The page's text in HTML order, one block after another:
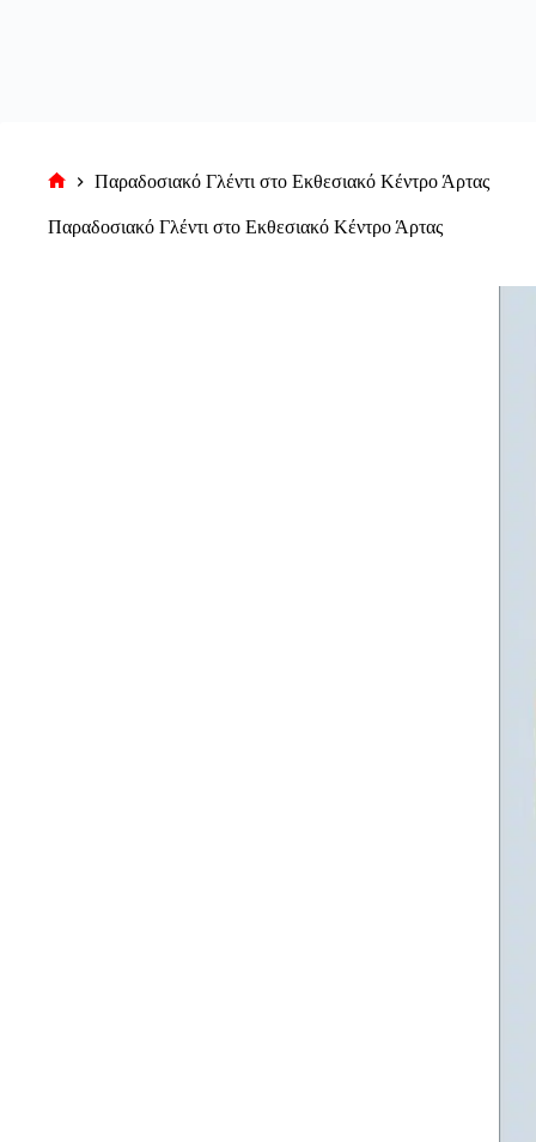
σελίδα
Παραδοσιακό Γλέντι στο Εκθεσιακό Κέντρο Άρτας
Παραδοσιακό Γλέντι στο Εκθεσιακό Κέντρο Άρτας